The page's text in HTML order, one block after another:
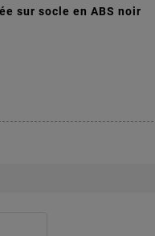
sur socle en ABS noir